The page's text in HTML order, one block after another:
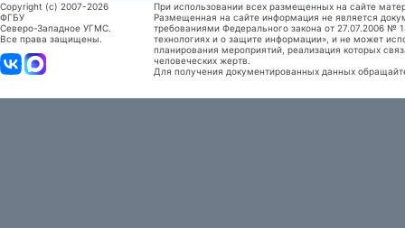
Copyright (c) 2007-2026
ФГБУ
Северо-Западное УГМС.
Все права защищены.
При использовании всех размещенных на сайте
Размещенная на сайте информация не является
требованиями Федерального закона от 27.07.2006
технологиях и о защите информации», и не может
планирования мероприятий, реализация которых
человеческих жертв.
Для получения документированных данных